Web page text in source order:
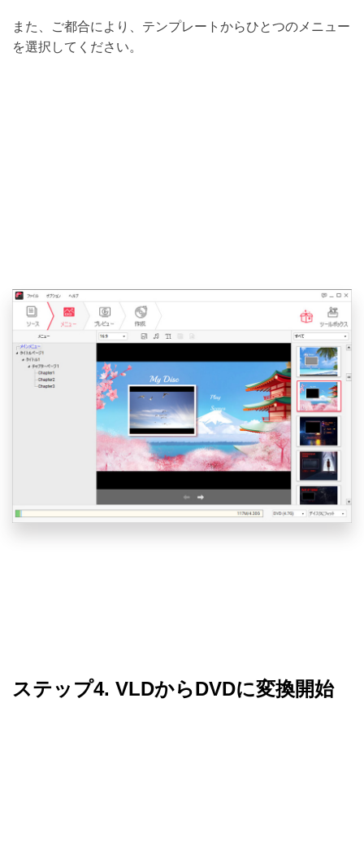
また、ご都合により、テンプレートからひとつのメニュー
を選択してください。
ステップ4. VLDからDVDに変換開始